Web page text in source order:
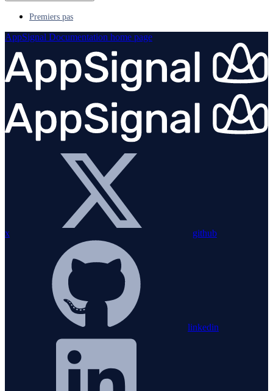
Premiers pas
AppSignal Documentation home page
x github
linkedin